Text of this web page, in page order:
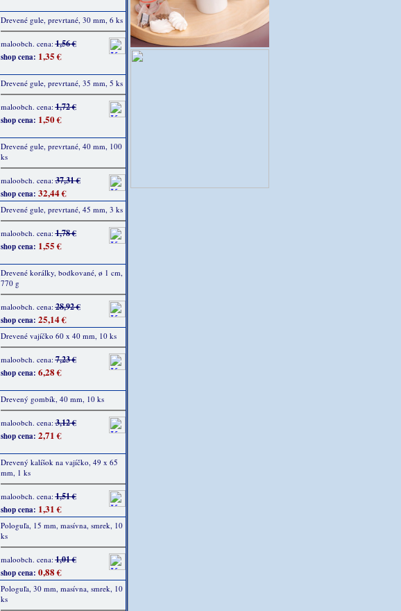
Drevené gule, prevrtané, 30 mm, 6 ks
maloobch. cena:1,56 €
shop cena: 1,35 €
Drevené gule, prevrtané, 35 mm, 5 ks
maloobch. cena:1,72 €
shop cena: 1,50 €
Drevené gule, prevrtané, 40 mm, 100
ks
maloobch. cena:37,31 €
shop cena: 32,44 €
Drevené gule, prevrtané, 45 mm, 3 ks
maloobch. cena:1,78 €
shop cena: 1,55 €
Drevené korálky, bodkované, ø 1 cm,
770 g
maloobch. cena:28,92 €
shop cena: 25,14 €
Drevené vajíčko 60 x 40 mm, 10 ks
maloobch. cena:7,23 €
shop cena: 6,28 €
Drevený gombík, 40 mm, 10 ks
maloobch. cena:3,12 €
shop cena: 2,71 €
Drevený kalíšok na vajíčko, 49 x 65
mm, 1 ks
maloobch. cena:1,51 €
shop cena: 1,31 €
Pologuľa, 15 mm, masívna, smrek, 10
ks
maloobch. cena:1,01 €
shop cena: 0,88 €
Pologuľa, 30 mm, masívna, smrek, 10
ks